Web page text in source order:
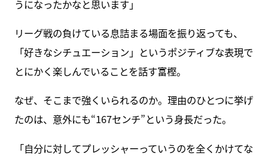
うになったかなと思います」
リーグ戦の負けている息詰まる場面を振り返っても、
「好きなシチュエーション」というポジティブな表現で
とにかく楽しんでいることを話す富樫。
なぜ、そこまで強くいられるのか。理由のひとつに挙げ
たのは、意外にも“167センチ”という身長だった。
「自分に対してプレッシャーっていうのを全くかけてな